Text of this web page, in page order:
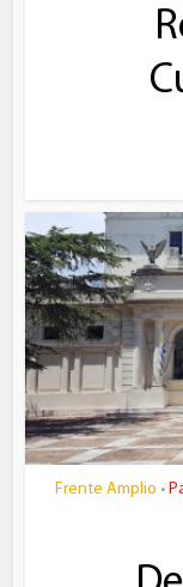
Frente Amplio •